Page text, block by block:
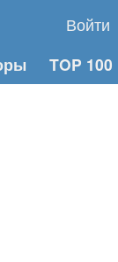
Войти
TOP 100